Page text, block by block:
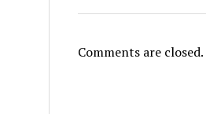
Comments are closed.